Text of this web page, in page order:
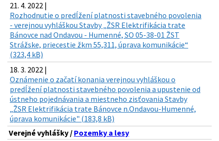
21. 4. 2022 |
Rozhodnutie o predĺžení platnosti stavebného povolenia
- verejnou vyhláškou Stavby „ŽSR Elektrifikácia trate
Bánovce nad Ondavou - Humenné, SO 05-38-01 ŽST
Strážske, priecestie žkm 55,311, úprava komunikácie“
(323,4 kB)
18. 3. 2022 |
Oznámenie o začatí konania verejnou vyhláškou o
predĺžení platnosti stavebného povolenia a upustenie od
ústneho pojednávania a miestneho zisťovania Stavby
„ŽSR Elektrifikácia trate Bánovce n.Ondavou-Humenné,
úprava komunikácie" (183,8 kB)
Verejné vyhlášky / Pozemky a lesy